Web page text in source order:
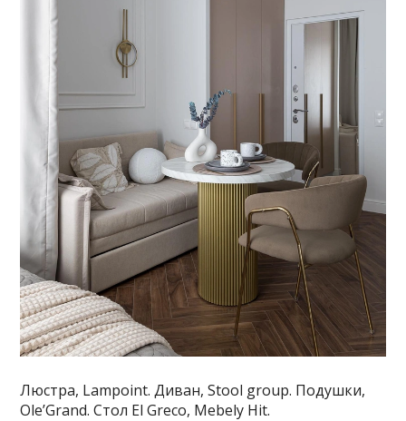
Люстра, Lampoint. Диван, Stool group. Подушки,
Ole’Grand. Стол El Greco, Mebely Hit.